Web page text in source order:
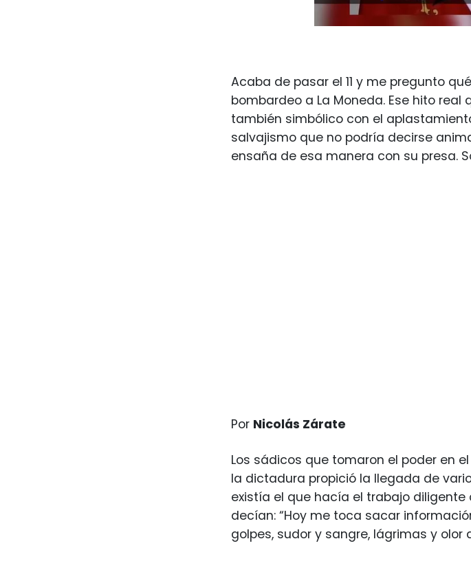
Acaba de pasar el 11 y me pregunto
bombardeo a La Moneda. Ese hito
también simbólico con el
salvajismo que no podría decirse
ensaña de esa manera con su presa.
Por Nicolás Zárate
Los sádicos que tomaron el poder en
la dictadura propició la llegada de
existía el que hacía el trabajo
decían: “Hoy me toca sacar
golpes, sudor y sangre, lágrimas y